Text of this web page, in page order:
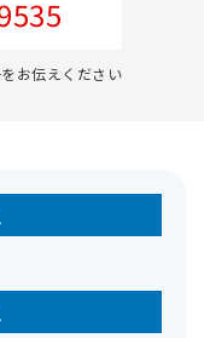
お伝えください